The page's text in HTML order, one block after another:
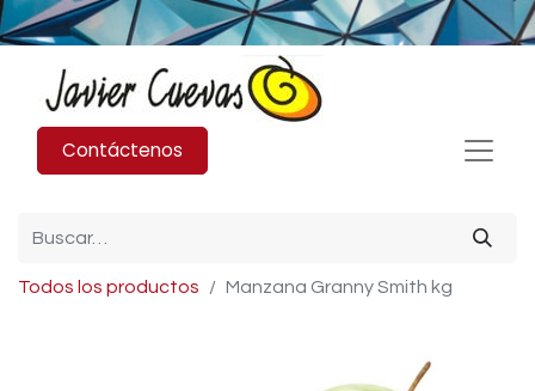
Contáctenos
Todos los productos Manzana Granny Smith kg